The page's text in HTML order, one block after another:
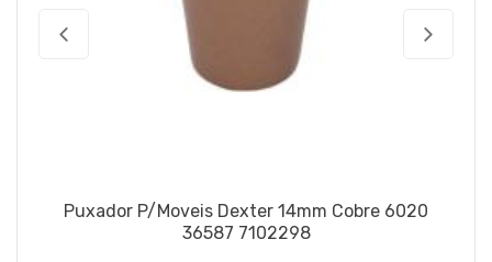
Puxador P/Moveis Dexter 14mm Cobre 6020
36587 7102298